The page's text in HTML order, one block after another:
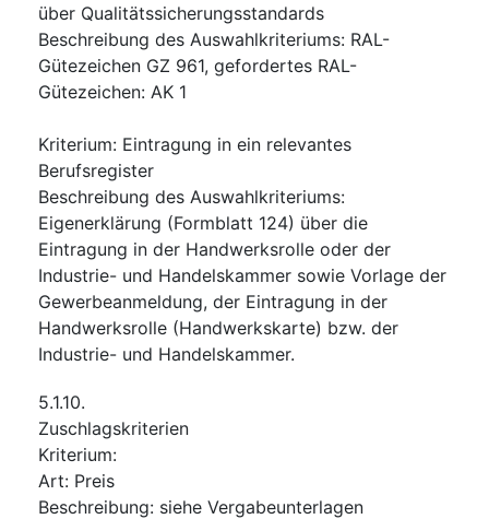
über Qualitätssicherungsstandards
Beschreibung des Auswahlkriteriums: RAL-
Gütezeichen GZ 961, gefordertes RAL-
Gütezeichen: AK 1
Kriterium: Eintragung in ein relevantes
Berufsregister
Beschreibung des Auswahlkriteriums:
Eigenerklärung (Formblatt 124) über die
Eintragung in der Handwerksrolle oder der
Industrie- und Handelskammer sowie Vorlage der
Gewerbeanmeldung, der Eintragung in der
Handwerksrolle (Handwerkskarte) bzw. der
Industrie- und Handelskammer.
5.1.10.
Zuschlagskriterien
Kriterium:
Art: Preis
Beschreibung: siehe Vergabeunterlagen